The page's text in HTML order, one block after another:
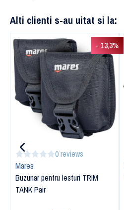
Alti clienti s-au uitat si la:
- 13,3%
0 reviews
Mares
Buzunar pentru lesturi TRIM
TANK Pair